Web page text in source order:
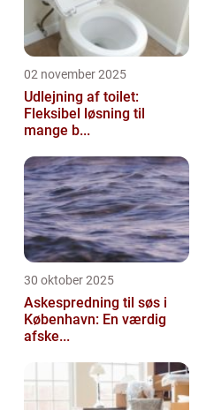
02 november 2025
Udlejning af toilet:
Fleksibel løsning til
mange b...
30 oktober 2025
Askespredning til søs i
København: En værdig
afske...